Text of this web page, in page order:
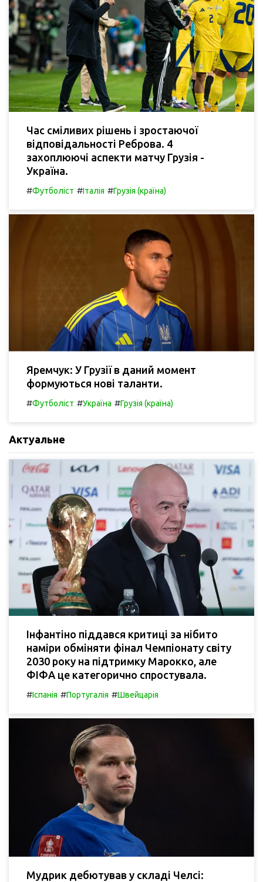
Час сміливих рішень і зростаючої
відповідальності Реброва. 4
захоплюючі аспекти матчу Грузія -
Україна.
#Футболіст #Італія #Грузія (країна)
Яремчук: У Грузії в даний момент
формуються нові таланти.
#Футболіст #Україна #Грузія (країна)
Актуальне
Інфантіно піддався критиці за нібито
наміри обміняти фінал Чемпіонату світу
2030 року на підтримку Марокко, але
ФІФА це категорично спростувала.
#Іспанія #Португалія #Швейцарія
Мудрик дебютував у складі Челсі: